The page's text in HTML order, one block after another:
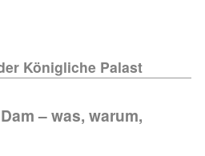
Königliche Palast
– was, warum,